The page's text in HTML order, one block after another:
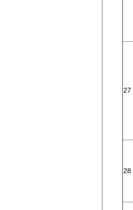
27
28